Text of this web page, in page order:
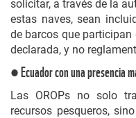
solicitar, a través de la
estas naves, sean
de barcos que
declarada, y no
● Ecuador con una presencia
Las OROPs no solo
recursos pesqueros,